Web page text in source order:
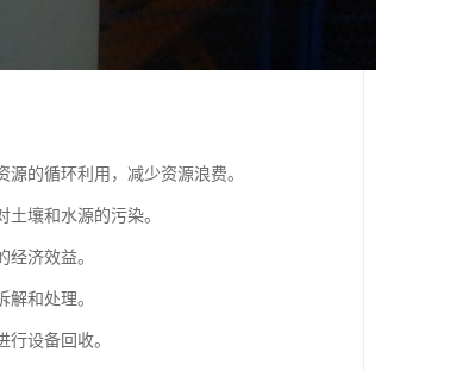
的循环利用，减少资源浪费。
壤和水源的污染。
济效益。
和处理。
设备回收。